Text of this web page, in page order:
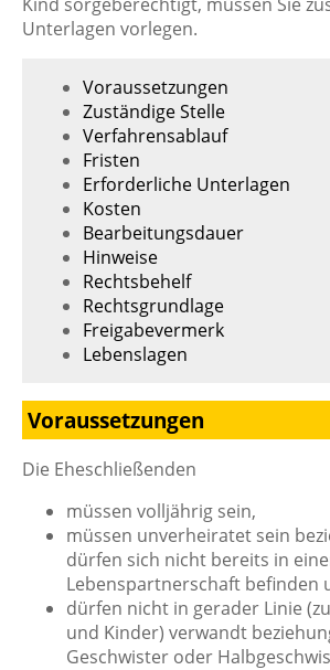
Unterlagen vorlegen.
Voraussetzungen
Zuständige Stelle
Verfahrensablauf
Fristen
Erforderliche Unterlagen
Kosten
Bearbeitungsdauer
Hinweise
Rechtsbehelf
Rechtsgrundlage
Freigabevermerk
Lebenslagen
Voraussetzungen
Die Eheschließenden
müssen volljährig sein,
müssen unverheiratet sein
dürfen sich nicht bereits in
Lebenspartnerschaft befinden
dürfen nicht in gerader Linie
und Kinder) verwandt
Geschwister oder